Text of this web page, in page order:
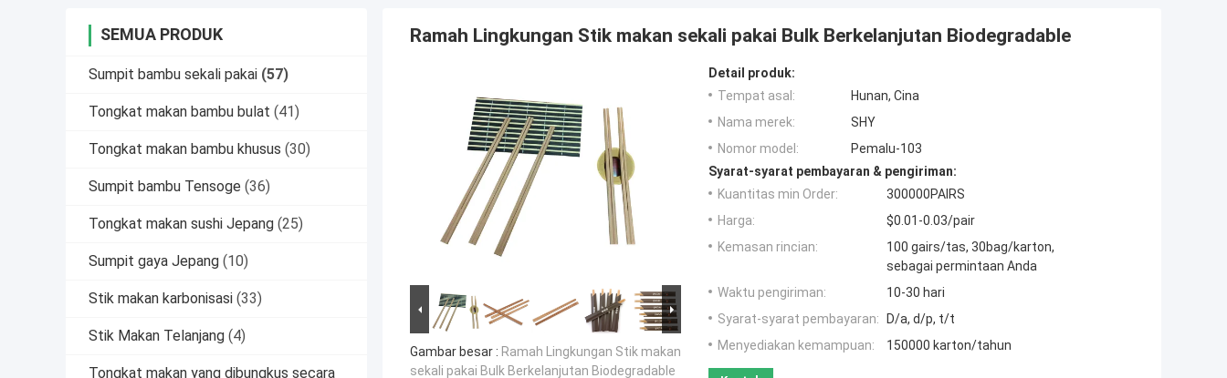
SEMUA PRODUK
Sumpit bambu sekali pakai (57)
Tongkat makan bambu bulat (41)
Tongkat makan bambu khusus (30)
Sumpit bambu Tensoge (36)
Tongkat makan sushi Jepang (25)
Sumpit gaya Jepang (10)
Stik makan karbonisasi (33)
Stik Makan Telanjang (4)
Tongkat makan yang dibungkus secara
Ramah Lingkungan Stik makan sekali pakai Bulk Berkelanjutan Biodegradable
Gambar besar : Ramah Lingkungan Stik makan
sekali pakai Bulk Berkelanjutan Biodegradable
Detail produk:
Tempat asal:
Hunan, Cina
Nama merek:
SHY
Nomor model:
Pemalu-103
Syarat-syarat pembayaran & pengiriman:
Kuantitas min Order:
300000PAIRS
Harga:
$0.01-0.03/pair
Kemasan rincian:
100 gairs/tas, 30bag/karton,
sebagai permintaan Anda
Waktu pengiriman:
10-30 hari
Syarat-syarat pembayaran:
D/a, d/p, t/t
Menyediakan kemampuan:
150000 karton/tahun